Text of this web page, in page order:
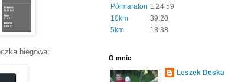
biegowa:
Półmaraton 1:24:59
10km
39:20
5km
18:38
O mnie
Leszek Deska